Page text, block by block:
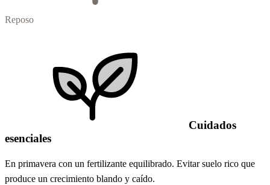
Reposo
Cuidados
esenciales
En primavera con un fertilizante equilibrado. Evitar suelo rico que
produce un crecimiento blando y caído.